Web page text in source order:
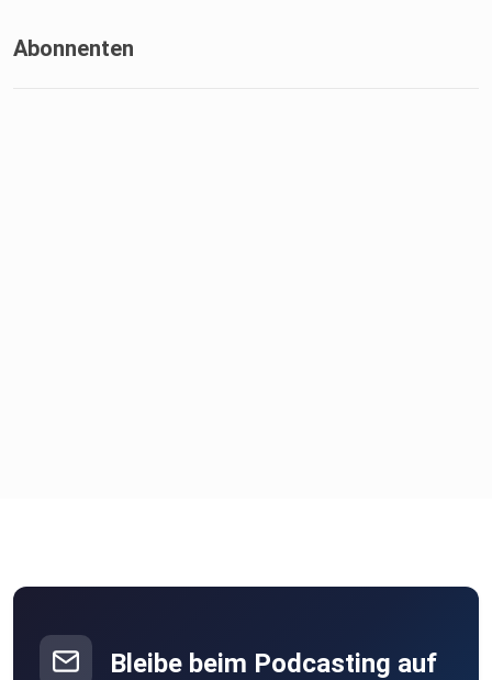
Abonnenten
Bleibe beim Podcasting auf